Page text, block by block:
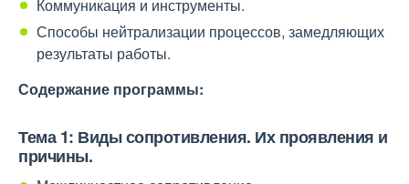
Коммуникация и инструменты.
Способы нейтрализации процессов, замедляющих
результаты работы.
Содержание программы:
Тема 1: Виды сопротивления. Их проявления и
причины.